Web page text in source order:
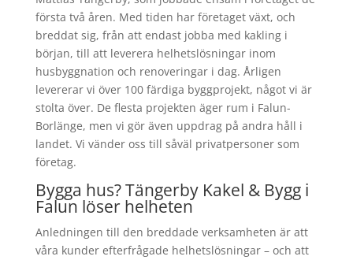
första två åren. Med tiden har företaget växt, och
breddat sig, från att endast jobba med kakling i
början, till att leverera helhetslösningar inom
husbyggnation och renoveringar i dag. Årligen
levererar vi över 100 färdiga byggprojekt, något vi är
stolta över. De flesta projekten äger rum i Falun-
Borlänge, men vi gör även uppdrag på andra håll i
landet. Vi vänder oss till såväl privatpersoner som
företag.
Bygga hus? Tängerby Kakel & Bygg i
Falun löser helheten
Anledningen till den breddade verksamheten är att
våra kunder efterfrågade helhetslösningar – och att